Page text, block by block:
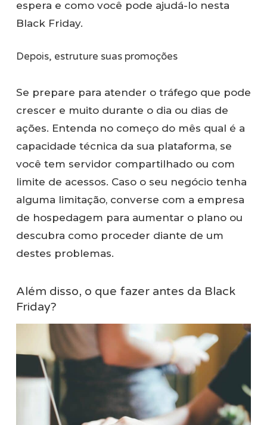
espera e como você pode ajudá-lo nesta
Black Friday.
Depois, estruture suas promoções
Se prepare para atender o tráfego que pode
crescer e muito durante o dia ou dias de
ações. Entenda no começo do mês qual é a
capacidade técnica da sua plataforma, se
você tem servidor compartilhado ou com
limite de acessos. Caso o seu negócio tenha
alguma limitação, converse com a empresa
de hospedagem para aumentar o plano ou
descubra como proceder diante de um
destes problemas.
Além disso, o que fazer antes da Black
Friday?